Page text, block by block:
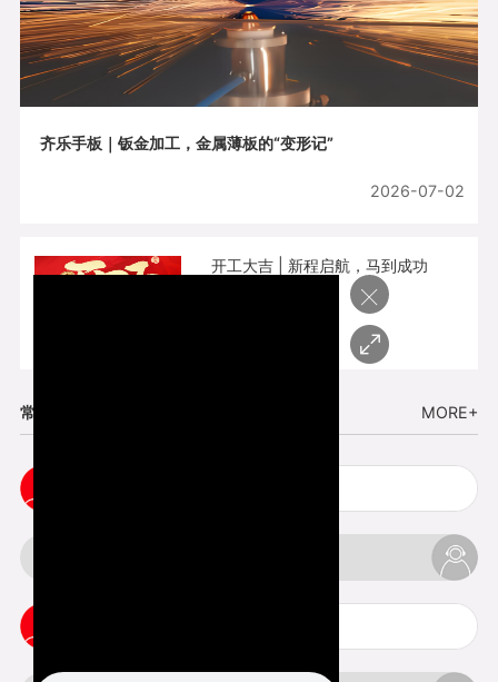
齐乐手板｜钣金加工，金属薄板的“变形记”
2026-07-02
开工大吉 | 新程启航，马到成功
常见问题 MORE+
×